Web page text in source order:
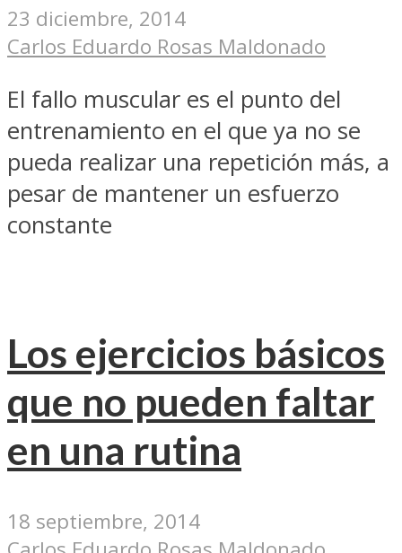
23 diciembre, 2014
Carlos Eduardo Rosas Maldonado
El fallo muscular es el punto del
entrenamiento en el que ya no se
pueda realizar una repetición más, a
pesar de mantener un esfuerzo
constante
Los ejercicios básicos
que no pueden faltar
en una rutina
18 septiembre, 2014